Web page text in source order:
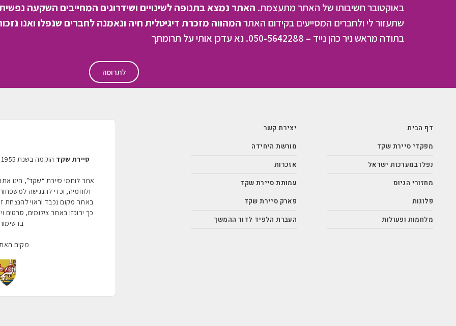
באוקטובר חשיבותו של האתר מתעצמת. האתר נמצא בתנופה לשינויים ושידרוגים המחייבים השקעה
שתעזור לי ולחברים המסייעים בקידום האתרהמהווה מזכרת דיגיטלית חיה ונאמנה לחברים שנפלו ואנו
בתודה מראש ניר כהן נייד – 050-5642288. נא עדכן אותי על תרומתך
לתרומה
דף הבית
מפקדי סיירת שקד
נפלו במערכות ישראל
מחזורי הגיוס
פלוגות
מלחמות ופעולות
יצירת קשר
מורשת היחידה
אזכרות
עמותת סיירת שקד
פארק סיירת שקד
העברת הלפיד לדור ההמשך
סיירת שקד
אתר לוחמי סיירת “שקד”, הינו
ולוחמיה, וכדי להנגישה
באתר מקום נכבד וראוי להנצחת
כך ירוכזו באתר צילומים, סרטים
מקים